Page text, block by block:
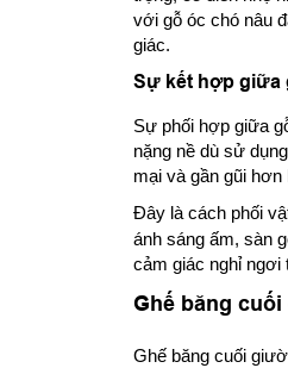
với gỗ óc chó nâu
giác.
Sự kết hợp giữa
Sự phối hợp giữa
nặng nề dù sử
mại và gần gũi hơn
Đây là cách phối
ánh sáng ấm, sàn
cảm giác nghỉ ngơi
Ghế băng
Ghế băng cuối